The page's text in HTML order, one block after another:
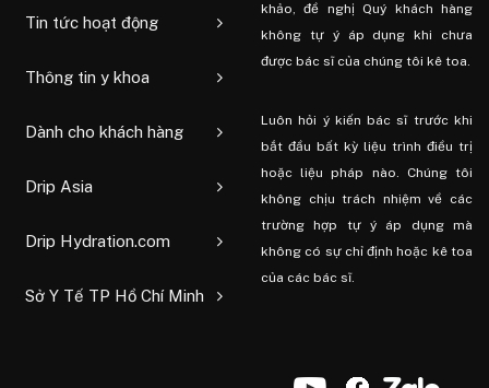
Tin tức hoạt động
Thông tin y khoa
Dành cho khách hàng
Drip Asia
Drip Hydration.com
Sở Y Tế TP Hồ Chí Minh
khảo, đề nghị Quý khách hàng
không tự ý áp dụng khi chưa
được bác sĩ của chúng tôi kê toa.
Luôn hỏi ý kiến ​​bác sĩ trước khi
bắt đầu bất kỳ liệu trình điều trị
hoặc liệu pháp nào. Chúng tôi
không chịu trách nhiệm về các
trường hợp tự ý áp dụng mà
không có sự chỉ định hoặc kê toa
của các bác sĩ.